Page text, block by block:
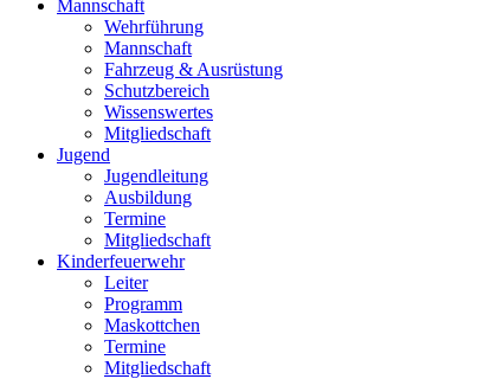
Mannschaft
Wehrführung
Mannschaft
Fahrzeug & Ausrüstung
Schutzbereich
Wissenswertes
Mitgliedschaft
Jugend
Jugendleitung
Ausbildung
Termine
Mitgliedschaft
Kinderfeuerwehr
Leiter
Programm
Maskottchen
Termine
Mitgliedschaft